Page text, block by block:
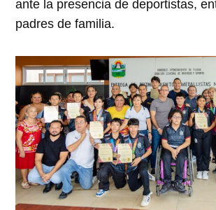
ante la presencia de deportistas,
padres de familia.